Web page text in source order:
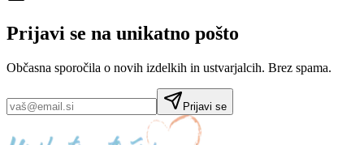
Prijavi se na unikatno pošto
Občasna sporočila o novih izdelkih in ustvarjalcih. Brez spama.
Prijavi se